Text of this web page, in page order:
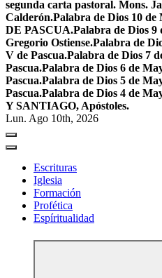
segunda carta pastoral. Mons.
Calderón.Palabra de Dios 10
DE PASCUA.Palabra de Dios 9
Gregorio Ostiense.Palabra de
V de Pascua.Palabra de Dios 7
Pascua.Palabra de Dios 6 de
Pascua.Palabra de Dios 5 de
Pascua.Palabra de Dios 4 de
Y SANTIAGO, Apóstoles.
Lun. Ago 10th, 2026
Escrituras
Iglesia
Formación
Profética
Espíritualidad